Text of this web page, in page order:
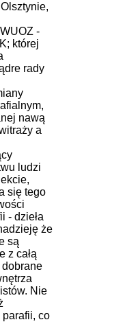
-
której
rady
nawą
a
ludzi
się tego
- dzieła
że
są
z całą
Nie
co